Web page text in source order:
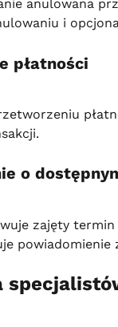
anulowana
i
płatności
o
zajęty
powiadomienie